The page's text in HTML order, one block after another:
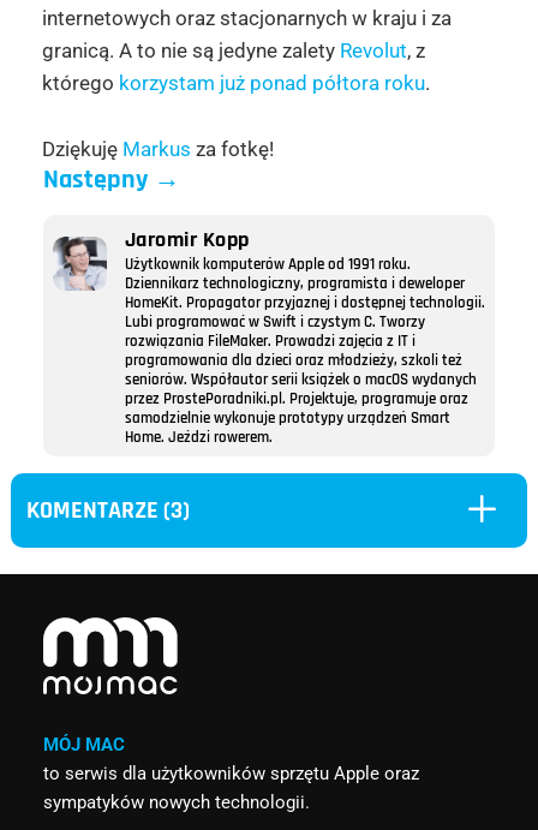
internetowych oraz stacjonarnych w kraju i za
granicą. A to nie są jedyne zalety Revolut, z
którego korzystam już ponad półtora roku.
Dziękuję Markus za fotkę!
Następny→
Jaromir Kopp
Użytkownik komputerów Apple od 1991 roku.
Dziennikarz technologiczny, programista i deweloper
HomeKit. Propagator przyjaznej i dostępnej technologii.
Lubi programować w Swift i czystym C. Tworzy
rozwiązania FileMaker. Prowadzi zajęcia z IT i
programowania dla dzieci oraz młodzieży, szkoli też
seniorów. Współautor serii książek o macOS wydanych
przez ProstePoradniki.pl. Projektuje, programuje oraz
samodzielnie wykonuje prototypy urządzeń Smart
Home. Jeździ rowerem.
KOMENTARZE (3) L
MÓJ MAC
to serwis dla użytkowników sprzętu Apple oraz
sympatyków nowych technologii.